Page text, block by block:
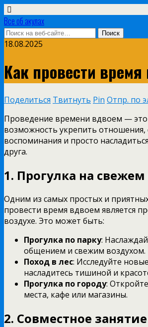
Все об акулах
18.08.2025
Как провести
Поделиться Твитнуть Pin Отпр. по
Проведение времени вдвоем — это
возможность укрепить отношения,
воспоминания и просто
друга.
1. Прогулка на свежем
Одним из самых простых и
провести время вдвоем является
воздухе. Это может быть:
Прогулка по парку:
общением и свежим воздухом.
Поход в лес: Исследуйте
насладитесь тишиной и
Прогулка по городу:
места, кафе или магазины.
2. Совместное